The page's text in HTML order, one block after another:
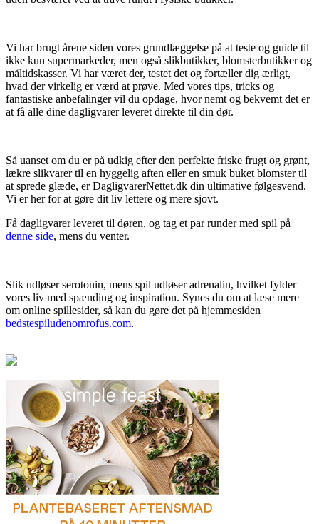
Vi har brugt årene siden vores grundlæggelse på at teste og guide til
ikke kun supermarkeder, men også slikbutikker, blomsterbutikker og
måltidskasser. Vi har været der, testet det og fortæller dig ærligt,
hvad der virkelig er værd at prøve. Med vores tips, tricks og
fantastiske anbefalinger vil du opdage, hvor nemt og bekvemt det er
at få alle dine dagligvarer leveret direkte til din dør.
Så uanset om du er på udkig efter den perfekte friske frugt og grønt,
lækre slikvarer til en hyggelig aften eller en smuk buket blomster til
at sprede glæde, er DagligvarerNettet.dk din ultimative følgesvend.
Vi er her for at gøre dit liv lettere og mere sjovt.
Få dagligvarer leveret til døren, og tag et par runder med spil på
denne side, mens du venter.
Slik udløser serotonin, mens spil udløser adrenalin, hvilket fylder
vores liv med spænding og inspiration. Synes du om at læse mere
om online spillesider, så kan du gøre det på hjemmesiden
bedstespiludenomrofus.com.